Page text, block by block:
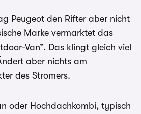
Peugeot den Rifter aber nicht
Marke vermarktet das
Van”. Das klingt gleich viel
aber nichts am
des Stromers.
oder Hochdachkombi, typisch